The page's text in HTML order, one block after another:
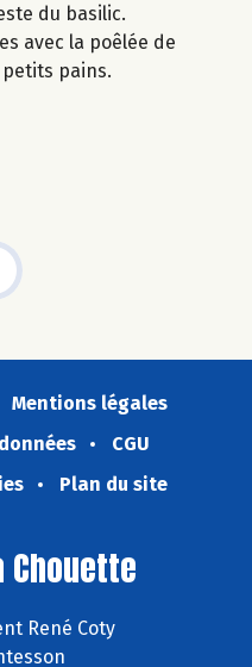
du basilic.
avec la poêlée de
pains.
Mentions légales
CGU
Plan du site
Chouette
René Coty